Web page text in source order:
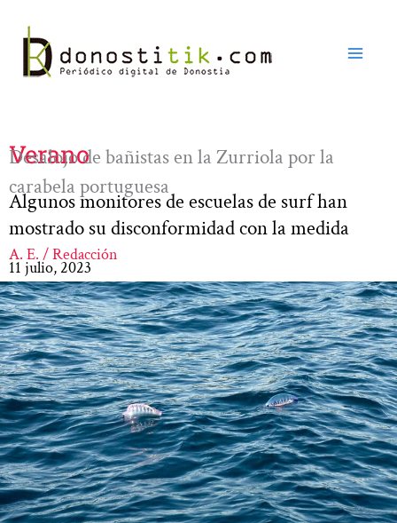
contenido
Verano
Desalojo de bañistas en la Zurriola por la
carabela portuguesa
Algunos monitores de escuelas de surf han
mostrado su disconformidad con la medida
A. E. / Redacción
11 julio, 2023